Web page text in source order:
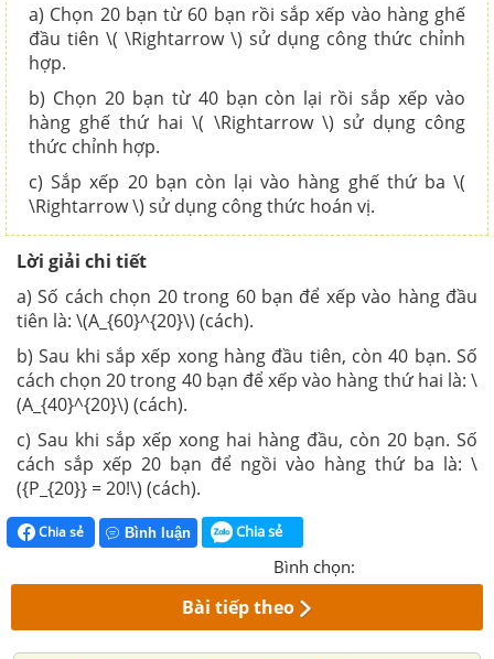
a) Chọn 20 bạn từ 60 bạn rồi sắp xếp vào hàng ghế
đầu tiên \( \Rightarrow \) sử dụng công thức chỉnh
hợp.
b) Chọn 20 bạn từ 40 bạn còn lại rồi sắp xếp vào
hàng ghế thứ hai \( \Rightarrow \) sử dụng công
thức chỉnh hợp.
c) Sắp xếp 20 bạn còn lại vào hàng ghế thứ ba \(
\Rightarrow \) sử dụng công thức hoán vị.
Lời giải chi tiết
a) Số cách chọn 20 trong 60 bạn để xếp vào hàng đầu
tiên là: \(A_{60}^{20}\) (cách).
b) Sau khi sắp xếp xong hàng đầu tiên, còn 40 bạn. Số
cách chọn 20 trong 40 bạn để xếp vào hàng thứ hai là: \
(A_{40}^{20}\) (cách).
c) Sau khi sắp xếp xong hai hàng đầu, còn 20 bạn. Số
cách sắp xếp 20 bạn để ngồi vào hàng thứ ba là: \
({P_{20}} = 20!\) (cách).
Chia sẻ Bình luận Chia sẻ
Bình chọn:
Bài tiếp theo